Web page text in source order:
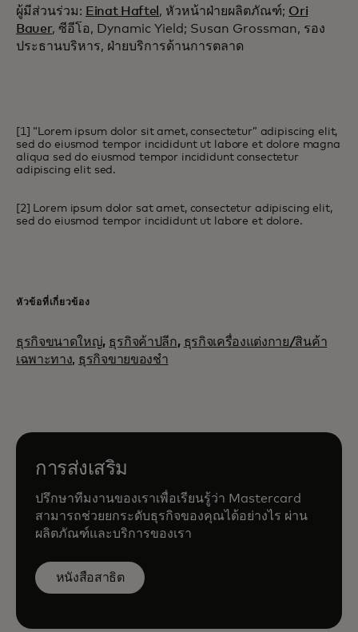
ผู้มีส่วนร่วม: Einat Haftel , หัวหน้าฝ่ายผลิตภัณฑ์; Ori
Bauer, ซีอีโอ, Dynamic Yield; Susan Grossman, รอง
ประธานบริหาร, ฝ่ายบริการด้านการตลาด
[1] “Lorem ipsum dolor sit amet, consectetur” adipiscing elit,
sed do eiusmod tempor incididunt ut labore et dolore magna
aliqua sed do eiusmod tempor incididunt consectetur
adipiscing elit sed.
[2] Lorem ipsum dolor sat amet, consectetur adipiscing elit,
sed do eiusmod tempor incididunt ut labore et dolore.
หัวข้อที่เกี่ยวข้อง
ธุรกิจขนาดใหญ่, ธุรกิจค้าปลีก, ธุรกิจเครื่องแต่งกาย/สินค้า
เฉพาะทาง, ธุรกิจขายของชำ
การส่งเสริม
ปรึกษาทีมงานของเราเพื่อเรียนรู้ว่า Mastercard
สามารถช่วยยกระดับธุรกิจของคุณได้อย่างไร ผ่าน
ผลิตภัณฑ์และบริการของเรา
หนังสือสาธิต